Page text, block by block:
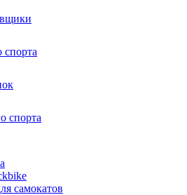
спорта
спорта
самокатов